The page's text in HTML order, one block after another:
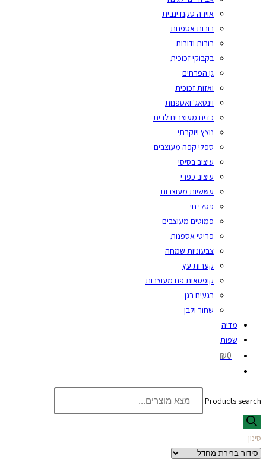
אוירה סקנדינבית
בובות אספנות
בובות ודובות
בקבוקי זכוכית
גן הפרחים
ואזות זכוכית
וינטאג' ואספנות
כדים מעוצבים לבית
נוצץ ויוקרתי
ספלי קפה מעוצבים
עיצוב בסיסי
עיצוב כפרי
עששיות מעוצבות
פסלי נוי
פמוטים מעוצבים
פריטי אספנות
צבעוניות שמחה
קערות עץ
קופסאות פח מעוצבות
רגעים בגן
שחור ולבן
מדיה
שפות
₪0
Products search
סינון